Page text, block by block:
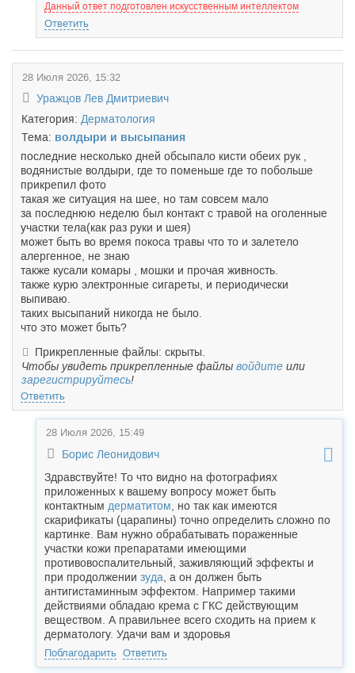
Данный ответ подготовлен искусственным интеллектом
Ответить
28 Июля 2026, 15:32
Уражцов Лев Дмитриевич
Категория: Дерматология
Тема: волдыри и высыпания
последние несколько дней обсыпало кисти обеих рук ,
водянистые волдыри, где то поменьше где то побольше
прикрепил фото
такая же ситуация на шее, но там совсем мало
за последнюю неделю был контакт с травой на оголенные
участки тела(как раз руки и шея)
может быть во время покоса травы что то и залетело
алергенное, не знаю
также кусали комары , мошки и прочая живность.
также курю электронные сигареты, и периодически
выпиваю.
таких высыпаний никогда не было.
что это может быть?
Прикрепленные файлы: скрыты.
Чтобы увидеть прикрепленные файлы войдите или
зарегистрируйтесь!
Ответить
28 Июля 2026, 15:49
Борис Леонидович
Здравствуйте! То что видно на фотографиях
приложенных к вашему вопросу может быть
контактным дерматитом , но так как имеются
скарификаты (царапины) точно определить сложно по
картинке. Вам нужно обрабатывать пораженные
участки кожи препаратами имеющими
противовоспалительный, заживляющий эффекты и
при продолжении зуда , а он должен быть
антигистаминным эффектом. Например такими
действиями обладаю крема с ГКС действующим
веществом. А правильнее всего сходить на прием к
дерматологу. Удачи вам и здоровья
Поблагодарить Ответить